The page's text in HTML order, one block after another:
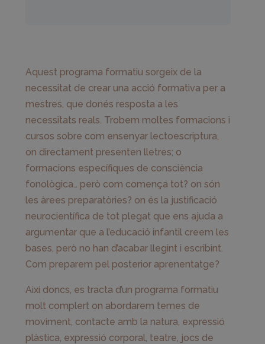
Aquest programa formatiu sorgeix de la
necessitat de crear una acció formativa per a
mestres, que donés resposta a les
necessitats reals. Trobem moltes formacions i
cursos sobre com ensenyar lectoescriptura,
on directament presenten lletres; o
formacions específiques de consciència
fonològica… però com comença tot? on són
les àrees preparatòries? on és la justificació
neurocientífica de tot plegat que ens ajuda a
argumentar que a l’educació infantil creem les
bases, però no han d’acabar llegint i escribint.
Com preparem pel posterior aprenentatge?
Així doncs, es tracta d’un programa formatiu
molt complert on abordarem temes de
moviment, contacte amb la natura, expressió
plàstica, expressió corporal, teatre, jocs de